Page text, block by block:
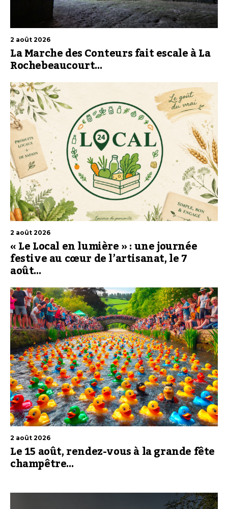
2 août 2026
La Marche des Conteurs fait escale à La
Rochebeaucourt…
2 août 2026
« Le Local en lumière » : une journée
festive au cœur de l’artisanat, le 7
août…
2 août 2026
Le 15 août, rendez-vous à la grande fête
champêtre…